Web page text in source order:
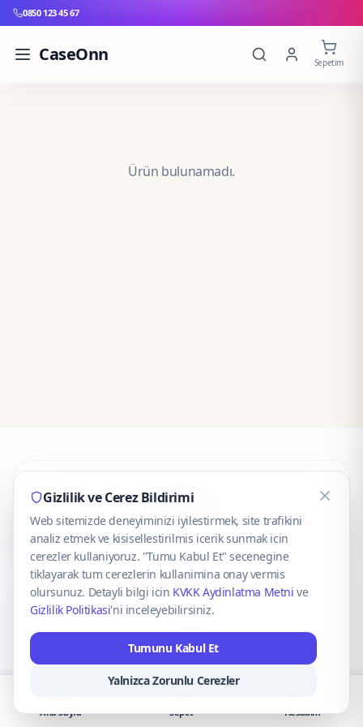
0850 123 45 67
CaseOnn Sepetim
Ürün bulunamadı.
CaseOnn
© 2025 CaseOnn. Tüm hakları saklıdır.
VISA Mastercard
Gizlilik ve Cerez Bildirimi
Web sitemizde deneyiminizi iyilestirmek, site trafikini
analiz etmek ve kisisellestirilmis icerik sunmak icin
cerezler kullaniyoruz. "Tumu Kabul Et" secenegine
tiklayarak tum cerezlerin kullanimina onay vermis
olursunuz. Detayli bilgi icin KVKK Aydinlatma Metni ve
Gizlilik Politikasi'ni inceleyebilirsiniz.
Tumunu Kabul Et
Yalnizca Zorunlu Cerezler
Ana Sayfa Sepet Hesabım